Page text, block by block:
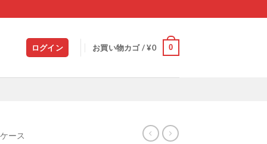
ログイン お買い物カゴ /¥0 0
ース